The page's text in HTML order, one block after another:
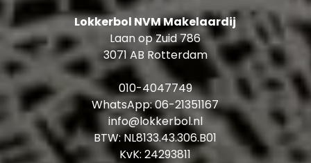
Lokkerbol NVM Makelaardij
Laan op Zuid 786
3071 AB Rotterdam
010-4047749
WhatsApp:06-21351167
info@lokkerbol.nl
BTW: NL8133.43.306.B01
KvK: 24293811